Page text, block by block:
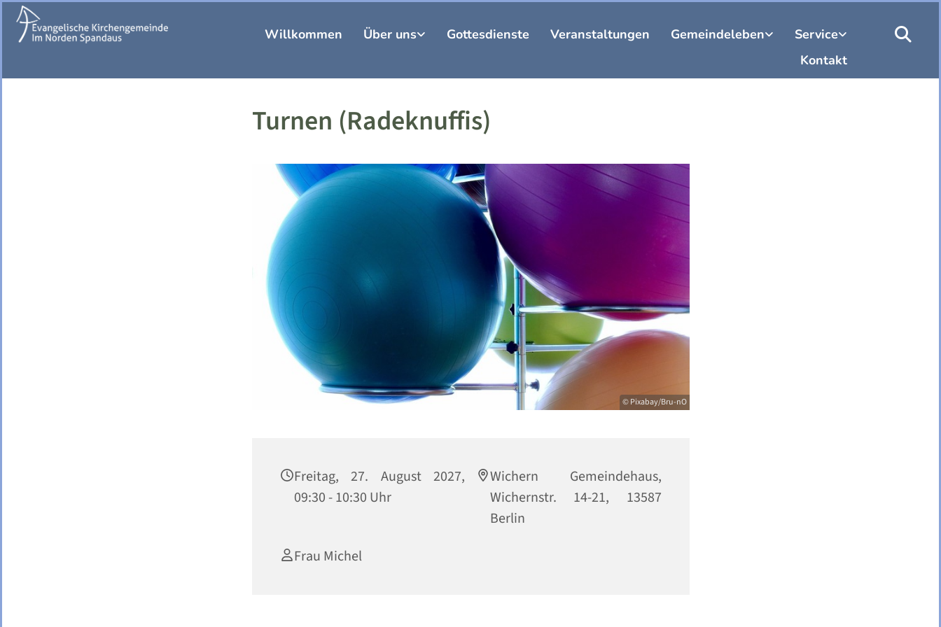
Willkommen Über uns Gottesdienste Veranstaltungen Gemeindeleben
Service
Kontakt
Turnen (Radeknuffis)
© Pixabay/Bru-nO
Freitag, 27. August 2027,
09:30 - 10:30 Uhr
Wichern Gemeindehaus,
Wichernstr. 14-21, 13587
Berlin
Frau Michel